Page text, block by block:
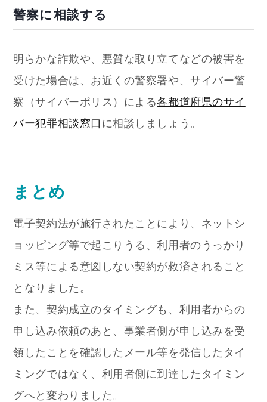
警察に相談する
明らかな詐欺や、悪質な取り立てなどの被害を
受けた場合は、お近くの警察署や、サイバー警
察（サイバーポリス）による各都道府県のサイ
バー犯罪相談窓口 に相談しましょう。
まとめ
電子契約法が施行されたことにより、ネットシ
ョッピング等で起こりうる、利用者のうっかり
ミス等による意図しない契約が救済されること
となりました。
また、契約成立のタイミングも、利用者からの
申し込み依頼のあと、事業者側が申し込みを受
領したことを確認したメール等を発信したタイ
ミングではなく、利用者側に到達したタイミン
グへと変わりました。